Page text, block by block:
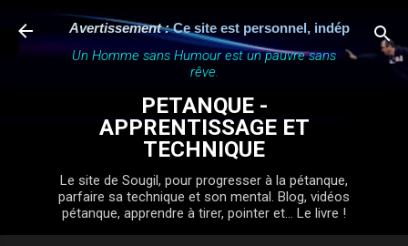
Accéder au contenu principal
Avertissement : Ce site est personnel, indépendant et
Un Homme sans Humour est un pauvre sans
rêve.
PETANQUE -
APPRENTISSAGE ET
TECHNIQUE
Le site de Sougil, pour progresser à la pétanque,
parfaire sa technique et son mental. Blog, vidéos
pétanque, apprendre à tirer, pointer et... Le livre !